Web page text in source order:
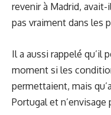
revenir à Madrid, avait-
pas vraiment dans les
Il a aussi rappelé qu’il
moment si les
permettaient, mais
Portugal et n’envisage